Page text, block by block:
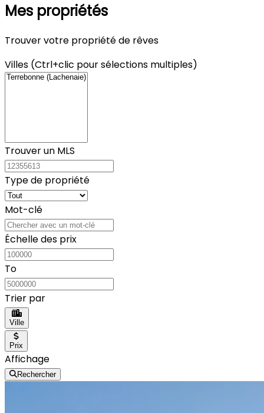
Mes propriétés
Trouver votre propriété de rêves
Villes (Ctrl+clic pour sélections multiples)
Trouver un MLS
Type de propriété
Mot-clé
Échelle des prix
To
Trier par
Ville
Prix
Affichage
Rechercher